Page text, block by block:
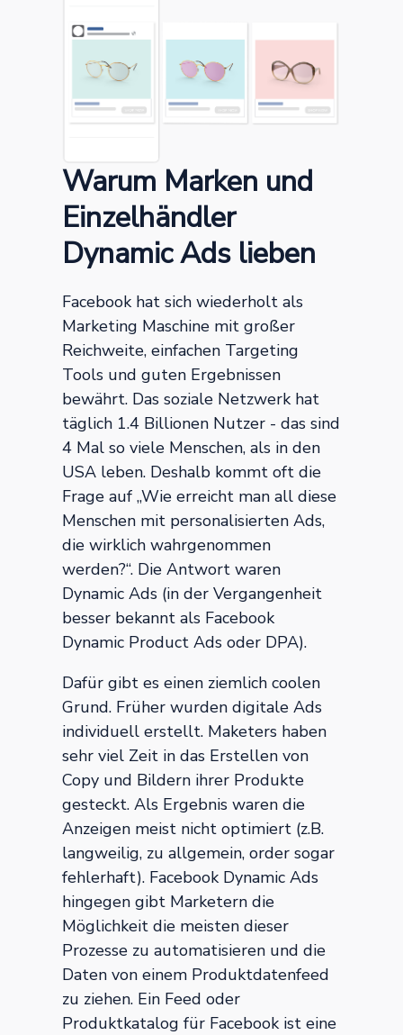
Warum Marken und
Einzelhändler
Dynamic Ads lieben
Facebook hat sich wiederholt als
Marketing Maschine mit großer
Reichweite, einfachen Targeting
Tools und guten Ergebnissen
bewährt. Das soziale Netzwerk hat
täglich 1.4 Billionen Nutzer - das sind
4 Mal so viele Menschen, als in den
USA leben. Deshalb kommt oft die
Frage auf „Wie erreicht man all diese
Menschen mit personalisierten Ads,
die wirklich wahrgenommen
werden?“. Die Antwort waren
Dynamic Ads (in der Vergangenheit
besser bekannt als Facebook
Dynamic Product Ads oder DPA).
Dafür gibt es einen ziemlich coolen
Grund. Früher wurden digitale Ads
individuell erstellt. Maketers haben
sehr viel Zeit in das Erstellen von
Copy und Bildern ihrer Produkte
gesteckt. Als Ergebnis waren die
Anzeigen meist nicht optimiert (z.B.
langweilig, zu allgemein, order sogar
fehlerhaft). Facebook Dynamic Ads
hingegen gibt Marketern die
Möglichkeit die meisten dieser
Prozesse zu automatisieren und die
Daten von einem Produktdatenfeed
zu ziehen. Ein Feed oder
Produktkatalog für Facebook ist eine